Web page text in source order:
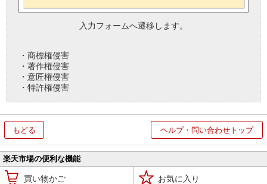
入力フォームへ遷移します。
・商標権侵害
・著作権侵害
・意匠権侵害
・特許権侵害
もどる ヘルプ・問い合わせトップ
楽天市場の便利な機能
買い物かご お気に入り